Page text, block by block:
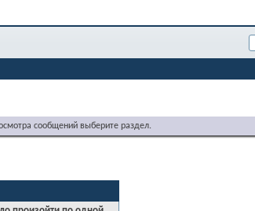
сообщений выберите раздел.